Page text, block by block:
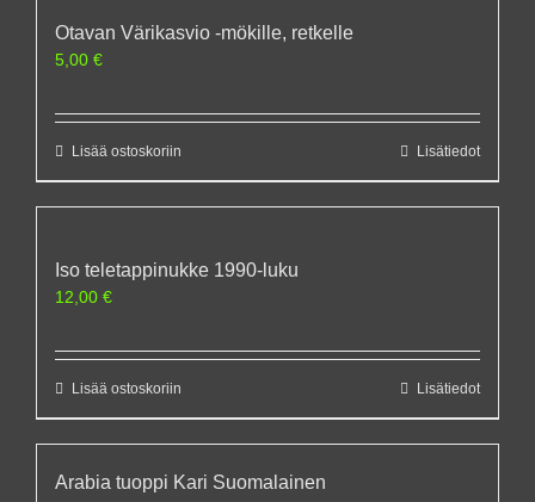
Otavan Värikasvio -mökille, retkelle
5,00 €
Lisää ostoskoriin Lisätiedot
Iso teletappinukke 1990-luku
12,00 €
Lisää ostoskoriin Lisätiedot
Arabia tuoppi Kari Suomalainen